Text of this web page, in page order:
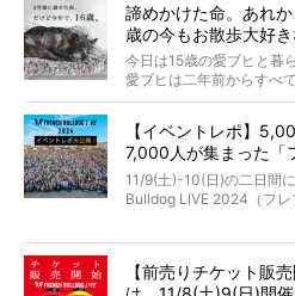
くれる？」
さらには、霊感がない人
法まで。
お笑い芸人だからこそ暗
と軽くなる。
永久保存版のスペシャル
た。
僧侶としての名は「靖賢
当時54歳という年齢にし
選んだのか。
また、愛犬の旅立ちとど
た。
諦めかけた命。あれ
歳の今もお散歩大好
今日は15歳の愛ブヒと暮
愛ブヒは二年前からすべ
激減。検査をしても異常
もう諦めるしかないのか
が「THE fu-do(ザ・フー
そして「THE fu-do(ザ・
ブヒは15歳になり、今も
今回は、二年前の絶望か
【イベントレポ】
7,000人が集まった「
貌！
11/9(土)-10(日)の二日間
Bulldog LIVE 2024（フレ
今年はのべ5,000頭のフ
day1の司会はフレブル
【前売りチケット販